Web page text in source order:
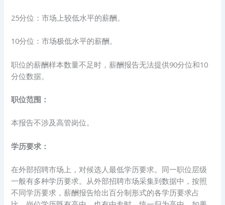
25分位：市场上较低水平的薪酬。
10分位：市场极低水平的薪酬。
职位的薪酬样本数量不足时，薪酬报告无法提供90分位和10
分位数据。
职位范围：
本报告不涉及高管岗位。
学历要求：
在外部招聘市场上，对候选人最低学历要求。同一职位层级
一般有多种学历要求。从外部招聘市场采集到数据中，按照
不同学历要求，薪酬报告给出百分制形式的各学历要求占